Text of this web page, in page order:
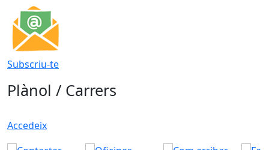
Subscriu-te
Plànol / Carrers
Accedeix